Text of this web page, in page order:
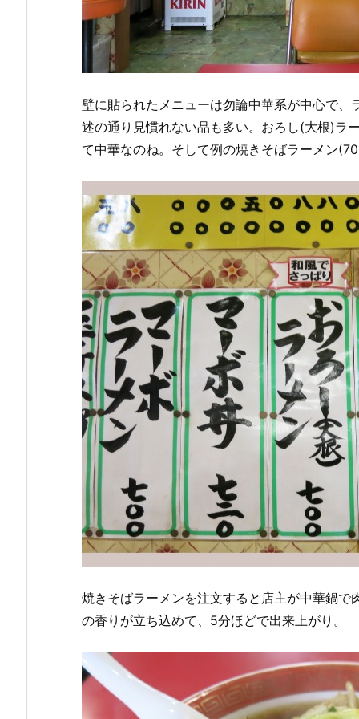
壁に貼られたメニューは勿論中華系が中心で
述の通り見慣れない品も多い。おろし(大根)ラ
て中華なのね。そして例の焼きそばラーメン
焼きそばラーメンを注文すると店主が中華鍋
の香りが立ち込めて、5分ほどで出来上がり。